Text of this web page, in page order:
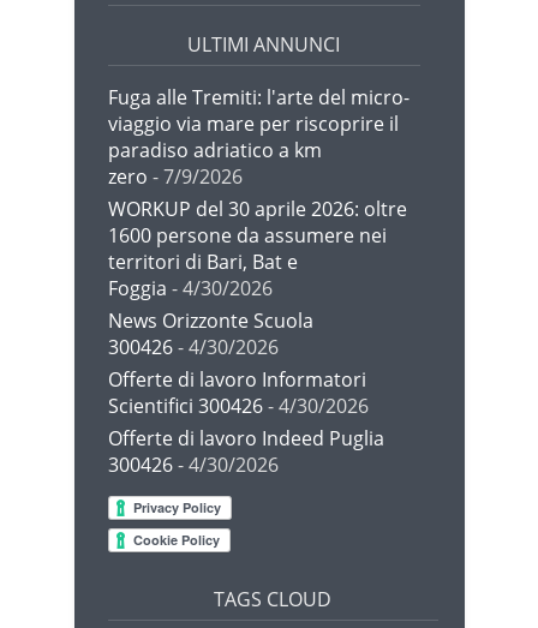
ULTIMI ANNUNCI
Fuga alle Tremiti: l'arte del micro-
viaggio via mare per riscoprire il
paradiso adriatico a km
zero - 7/9/2026
WORKUP del 30 aprile 2026: oltre
1600 persone da assumere nei
territori di Bari, Bat e
Foggia - 4/30/2026
News Orizzonte Scuola
300426- 4/30/2026
Offerte di lavoro Informatori
Scientifici 300426- 4/30/2026
Offerte di lavoro Indeed Puglia
300426- 4/30/2026
TAGS CLOUD